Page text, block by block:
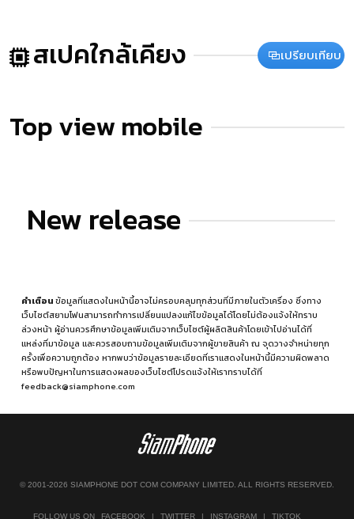
สเปคใกล้เคียง เปรียบเทียบ
Top view mobile
New release
คำเตือนข้อมูลที่แสดงในหน้านี้อาจไม่ครอบคลุมทุกส่วนที่มีภายในตัวเครื่อง ซึ่งทาง
เว็บไซต์สยามโฟนสามารถทำการเปลี่ยนแปลงแก้ไขข้อมูลได้โดยไม่ต้องแจ้งให้ทราบ
ล่วงหน้า ผู้อ่านควรศึกษาข้อมูลเพิ่มเติมจากเว็บไซต์ผู้ผลิตสินค้าโดยเข้าไปอ่านได้ที่
แหล่งที่มาข้อมูล และควรสอบถามข้อมูลเพิ่มเติมจากผู้ขายสินค้า ณ จุดวางจำหน่ายทุก
ครั้งเพื่อความถูกต้อง หากพบว่าข้อมูลรายละเอียดที่เราแสดงในหน้านี้มีความผิดพลาด
หรือพบปัญหาในการแสดงผลของเว็บไซต์โปรดแจ้งให้เราทราบได้ที่
feedback@siamphone.com
© 2001-2026 SIAMPHONE DOT COM COMPANY LIMITED. ALL RIGHTS RESERVED.
FOLLOW US ON FACEBOOK | TWITTER | INSTAGRAM | TIKTOK